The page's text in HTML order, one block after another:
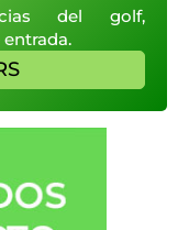
del golf,